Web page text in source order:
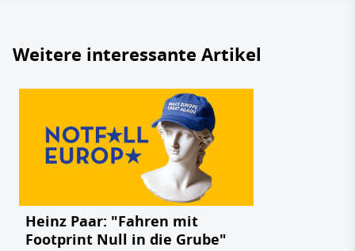
Weitere interessante Artikel
Heinz Paar: "Fahren mit
Footprint Null in die Grube"